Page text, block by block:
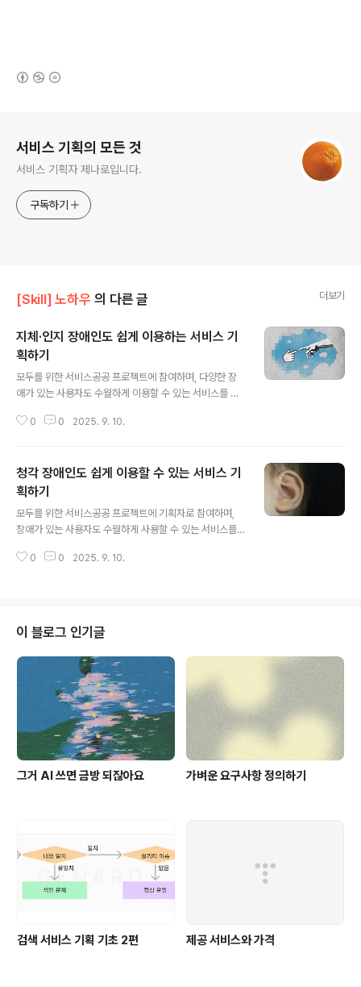
서비스 기획의 모든 것
서비스 기획자 제나로입니다.
구독하기
[Skill] 노하우 의 다른 글 더보기
지체·인지 장애인도 쉽게 이용하는 서비스 기
획하기
모두를 위한 서비스공공 프로젝트에 참여하며, 다양한 장
애가 있는 사용자도 수월하게 이용할 수 있는 서비스를 기
려하는 것이 목표였습니다. 이번에는 지체 장애인과 인지
었기 때문에, 현장에서 장애 학생들을 지도하는 특수교사
선생님들과 협업하며 인사이트를 얻었습니다. 조이스틱 마
우스로 활동을 진행하는 모습 특수교사와 함께 진행한 사
용자 이해지체·인지 장애인의 특성을 정확히 이해하기 위
사용자 테스트는 어렵더라도, 오랜 기간 학생들을 가르쳐
0 0 2025. 9. 10.
청각 장애인도 쉽게 이용할 수 있는 서비스 기
획하기
모두를 위한 서비스공공 프로젝트에 기획자로 참여하며,
장애가 있는 사용자도 수월하게 사용할 수 있는 서비스를
가 있는 사용자를 위한 서비스를 만들었어요.이번에는 청
있는 사용자들을 대상으로 포커스 그룹 테스트(FGT)를 진
행했습니다. 그들의 실사용 경험을 통해, 우리가 간과하고
있던 문제를 발견하고 보완하는 것이 목표였어요.테스트는
실시간 자막 서비스인 ‘소보로 - https://www.sovoro.k
r/’를 활용해 진행했습니다. 청각 장애인의 커뮤니케이션
방식이 다양하다는 점은 이..
0 0 2025. 9. 10.
이 블로그 인기글
그거 AI 쓰면 금방 되잖아요 가벼운 요구사항 정의하기
검색 서비스 기획 기초 2편 제공 서비스와 가격